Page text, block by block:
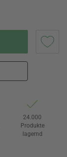
24.000
Produkte
lagernd